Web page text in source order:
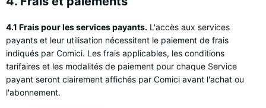
4.1 Frais pour les services payants. L'accès aux services
payants et leur utilisation nécessitent le paiement de frais
indiqués par Comici. Les frais applicables, les conditions
tarifaires et les modalités de paiement pour chaque Service
payant seront clairement affichés par Comici avant l'achat ou
l'abonnement.